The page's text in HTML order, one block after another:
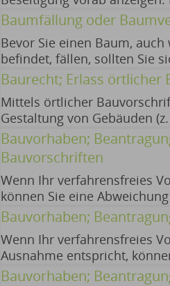
nicht verfahrensfrei ist,
nur anzeigen, wenn eine
Baumfällung oder
Bevor Sie einen Baum,
befindet, fällen, sollten Sie
Baumschutzverordnung
gefällt oder
Baurecht; Erlass örtlicher
Mittels örtlicher
Gestaltung von Gebäuden
Grundstücken (z. B.
Bauvorhaben;
Bauvorschriften
Wenn Ihr verfahrensfreies
können Sie eine
Abweichung von örtlichen
öffentlich-rechtlichen
Bauvorhaben;
Wenn Ihr verfahrensfreies
Ausnahme entspricht,
Ausnahme vom
Bauvorhaben;